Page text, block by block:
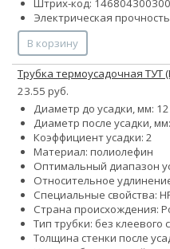
Штрих-код:
Электрическая
В корзину
Трубка термоусадочная ТУТ
23.55 руб.
Диаметр до усадки, мм: 12
Диаметр после усадки,
Коэффициент усадки: 2
Материал: полиолефин
Оптимальный диапазон
Относительное
Специальные свойства:
Страна происхождения:
Тип трубки: без клеевого
Толщина стенки после